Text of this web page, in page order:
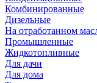
Комбинированные
Дизельные
На отработанном
Промышленные
Жидкотопливные
Для дачи
Для дома